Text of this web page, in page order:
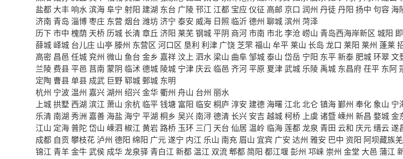
盐都 大丰 响水滨海阜宁 射阳 建湖 东台 广陵邗江 江都 宝应 仪征 高邮 京口 润州 丹徒丹阳 扬中 句容 海
济南 青岛 淄博枣庄 东营 烟台 潍坊济宁 泰安 威海 日照 临沂德州 聊城滨州 菏泽
历下市中 槐荫 天桥 历城 长清章丘 济阳 莱芜钢城平阴 商河市南 市北李沧 崂山 青岛西海岸新区 城阳
薛城 峄城 台儿庄 山亭 滕州 东营区 河口区 垦利 利津 广饶 芝罘福山 牟平 莱山 长岛 龙口 莱阳 莱州 蓬莱
高密 昌邑 任城 兖州 微山 鱼台 金乡 嘉祥 汶上 泗水 梁山 曲阜邹城泰山 岱岳 宁阳 东平新泰 肥城环翠文
兰陵 费县平邑 莒南 蒙阴 临沭德城 陵城 宁津 庆云 临邑 齐河平原 夏津武城 乐陵 禹城 东昌府茌平 东阿
定陶 曹县单县 成武 巨野 郓城 鄄城 东明
杭州 宁波 温州 嘉兴湖州 绍兴金华衢州 舟山 台州 丽水
上城拱墅 西湖 滨江 萧山 余杭 临平钱塘 富阳 临安 桐庐 淳安 建德 海曙 江北北仑镇海鄞州 奉化 象山 宁
乐清 南湖 秀洲 嘉善 海盐 海宁 平湖 桐乡 吴兴 南浔德清 长兴 安吉 越城柯桥 上虞 诸暨 嵊州 新昌 婺城金
江山 定海普陀 岱山 嵊泗 椒江 黄岩 路桥 玉环 三门 天台 仙居 温岭 临海莲都龙泉 青田 云和 庆元缙云遂
成都 自贡 攀枝花 泸州 德阳 绵阳 广元遂宁 内江 乐山 南充 眉山 宜宾 广安 达州 雅安 巴中 资阳 阿坝藏族
锦江 青羊金牛武侯 成华龙泉驿 青白江 新都 温江 双流郫都 简阳 都江堰彭州 邛崃 崇州 金堂 大邑 蒲江